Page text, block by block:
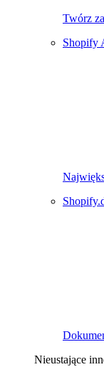
Twórz
Shopify
Nieustające